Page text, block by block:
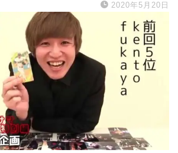
2020年5月20日